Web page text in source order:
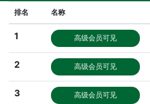
排名 名称
1 高级会员可见
2 高级会员可见
3 高级会员可见